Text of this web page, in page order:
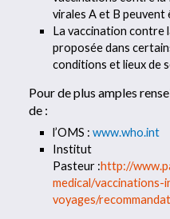
virales A et B peuvent
La vaccination contre
proposée dans
conditions et lieux de
Pour de plus amples
de :
l’OMS :www.who.int
Institut
Pasteur :http://
medical/
voyages/